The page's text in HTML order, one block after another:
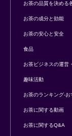
お茶の品質を決める
お茶の成分と効能
お茶の安心と安全
食品
お茶ビジネスの運営
趣味活動
お茶のランキング-お
お茶に関する動画
お茶に関するQ&A